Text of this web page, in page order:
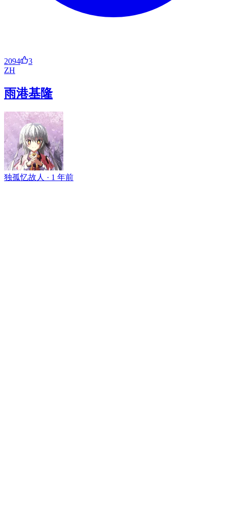
2094
3
ZH
雨港基隆
独孤忆故人 · 1 年前